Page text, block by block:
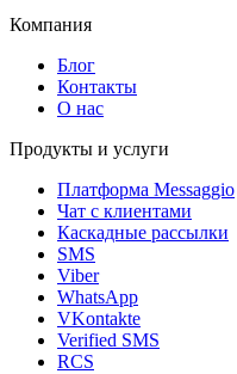
Компания
Блог
Контакты
О нас
Продукты и услуги
Платформа Messaggio
Чат с клиентами
Каскадные рассылки
SMS
Viber
WhatsApp
VKontakte
Verified SMS
RCS